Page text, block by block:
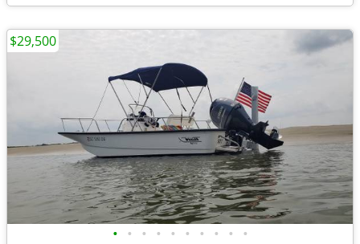
• • • • • • • • • •
$29,500